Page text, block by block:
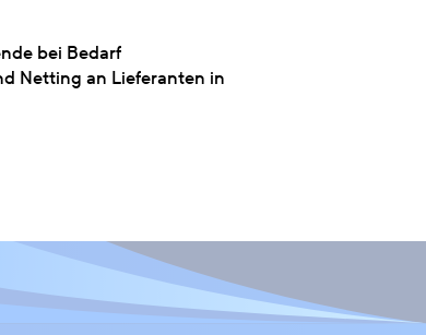
bei Bedarf
Netting an Lieferanten in